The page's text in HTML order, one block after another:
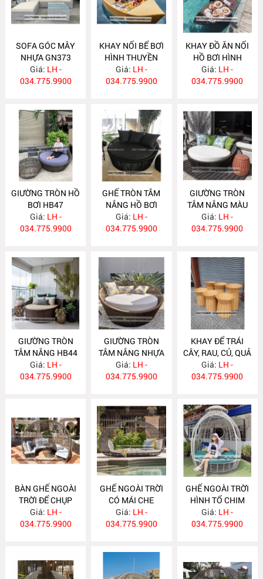
SOFA GÓC MÂY
NHỰA GN373
Giá: LH -
034.775.9900
KHAY NỔI BỂ BƠI
HÌNH THUYỀN
K11V
Giá: LH -
034.775.9900
KHAY ĐỒ ĂN NỔI
HỒ BƠI HÌNH
THUYỀN K11N
Giá: LH -
034.775.9900
GIƯỜNG TRÒN HỒ
BƠI HB47
Giá: LH -
034.775.9900
GHẾ TRÒN TẮM
NẮNG HỒ BƠI
HB46
Giá: LH -
034.775.9900
GIƯỜNG TRÒN
TẮM NẮNG MÀU
ĐEN HB45
Giá: LH -
034.775.9900
GIƯỜNG TRÒN
TẮM NẮNG HB44
Giá: LH -
034.775.9900
GIƯỜNG TRÒN
TẮM NẮNG NHỰA
GIẢ MÂY HB43
Giá: LH -
034.775.9900
KHAY ĐỂ TRÁI
CÂY, RAU, CỦ, QUẢ
CHO SIÊU THỊ KN5
Giá: LH -
034.775.9900
BÀN GHẾ NGOÀI
TRỜI ĐỂ CHỤP
ẢNH CHO RESOT
GN372
Giá: LH -
034.775.9900
GHẾ NGOÀI TRỜI
CÓ MÁI CHE
GN371
Giá: LH -
034.775.9900
GHẾ NGOÀI TRỜI
HÌNH TỔ CHIM
GN370
Giá: LH -
034.775.9900